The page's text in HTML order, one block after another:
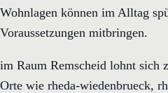
Wohnlagen können im Alltag
Voraussetzungen mitbringen.
im Raum Remscheid lohnt sich
Orte wie rheda-wiedenbrueck,